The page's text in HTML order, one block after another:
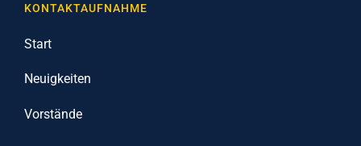
KONTAKTAUFNAHME
Start
Neuigkeiten
Vorstände